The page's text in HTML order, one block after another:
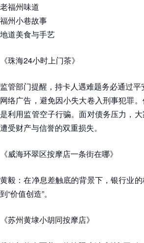
老福州味道
福州小巷故事
地道美食与手艺
《珠海24小时上门茶》
监管部门提醒，持卡人遇难题务必通过
网络广告，避免因小失大卷入刑事犯罪
是利用监管空子行骗。面对债务压力，
遭受财产与信誉的双重损失。
《威海环翠区按摩店一条街在哪》
黄毅：在净息差触底的背景下，银行业
到“价值创造”。
《苏州黄埭小胡同按摩店》